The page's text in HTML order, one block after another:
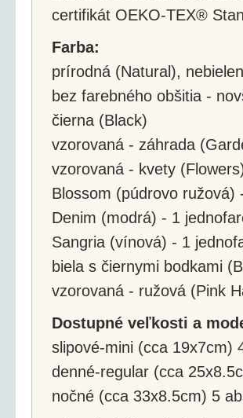
certifikát OEKO-TEX®
Farba:
prírodná (Natural),
bez farebného obšitia -
čierna (Black)
vzorovaná - záhrada
vzorovaná - kvety
Blossom (púdrovo
Denim (modrá) - 1
Sangria (vínová) - 1
biela s čiernymi bodkami
vzorovaná - ružová (Pink
Dostupné veľkosti a
slipové-mini (cca 19x7cm)
denné-regular (cca
nočné (cca 33x8.5cm) 5